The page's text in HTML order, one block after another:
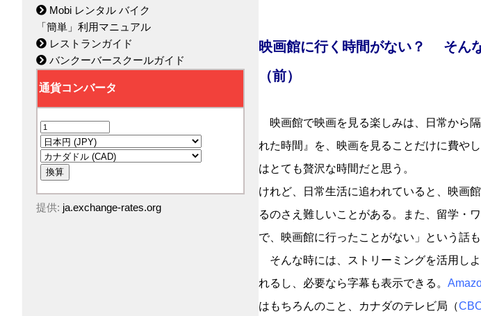
映画館に行く時間がない？ そん
（前）
映画館で映画を見る楽しみは、日常から
れた時間』を、映画を見ることだけに費や
はとても贅沢な時間だと思う。
けれど、日常生活に追われていると、映画
るのさえ難しいことがある。また、留学・
で、映画館に行ったことがない」という話も
そんな時には、ストリーミングを活用し
れるし、必要なら字幕も表示できる。
はもちろんのこと、カナダのテレビ局（
Mobi レンタル バイク
「簡単」利用マニュアル
レストランガイド
バンクーバースクールガイド
提供: ja.exchange-rates.org